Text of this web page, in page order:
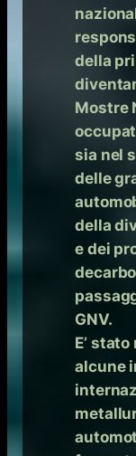
della
Mostre
sia nel
delle
della
e dei
GNV.
E’
alcune